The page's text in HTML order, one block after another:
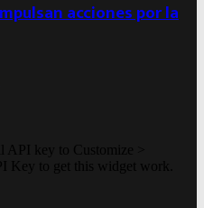
acciones por la
API key to Customize >
Key to get this widget work.